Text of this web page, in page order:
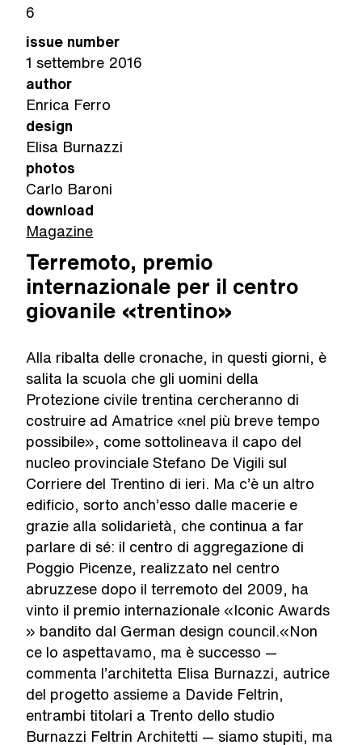
6
issue number
1 settembre 2016
author
Enrica Ferro
design
Elisa Burnazzi
photos
Carlo Baroni
download
Magazine
Terremoto, premio
internazionale per il centro
giovanile «trentino»
Alla ribalta delle cronache, in questi giorni, è
salita la scuola che gli uomini della
Protezione civile trentina cercheranno di
costruire ad Amatrice «nel più breve tempo
possibile», come sottolineava il capo del
nucleo provinciale Stefano De Vigili sul
Corriere del Trentino di ieri. Ma c’è un altro
edificio, sorto anch’esso dalle macerie e
grazie alla solidarietà, che continua a far
parlare di sé: il centro di aggregazione di
Poggio Picenze, realizzato nel centro
abruzzese dopo il terremoto del 2009, ha
vinto il premio internazionale «Iconic Awards
» bandito dal German design council.«Non
ce lo aspettavamo, ma è successo —
commenta l’architetta Elisa Burnazzi, autrice
del progetto assieme a Davide Feltrin,
entrambi titolari a Trento dello studio
Burnazzi Feltrin Architetti — siamo stupiti, ma